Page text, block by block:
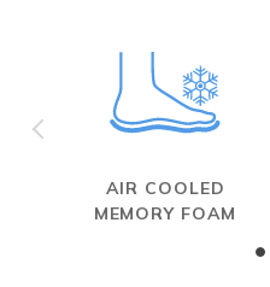
AIR COOLED
MEMORY FOAM